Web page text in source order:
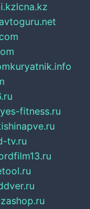
lcna.kz
avtoguru.net
kuryatnik.info
yes-fitness.ru
tv.ru